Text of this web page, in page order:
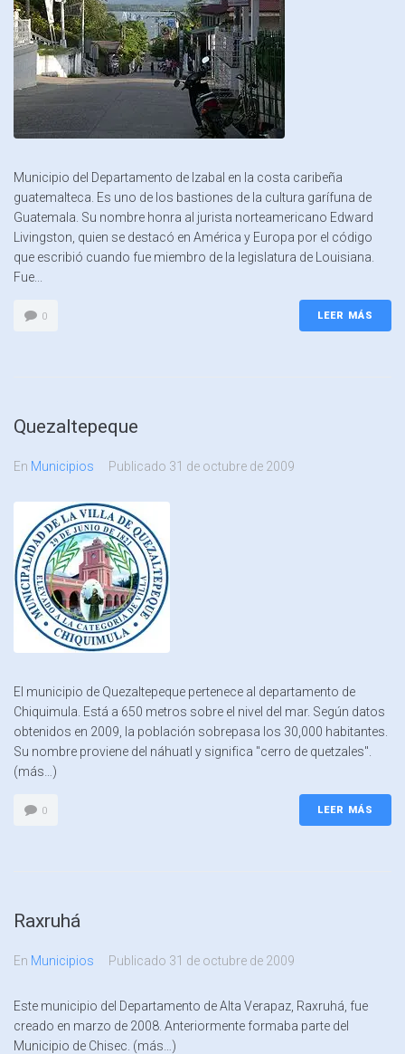
Municipio del Departamento de Izabal en la costa caribeña
guatemalteca. Es uno de los bastiones de la cultura garífuna de
Guatemala. Su nombre honra al jurista norteamericano Edward
Livingston, quien se destacó en América y Europa por el código
que escribió cuando fue miembro de la legislatura de Louisiana.
Fue...
0 LEER MÁS
Quezaltepeque
En Municipios Publicado 31 de octubre de 2009
El municipio de Quezaltepeque pertenece al departamento de
Chiquimula. Está a 650 metros sobre el nivel del mar. Según datos
obtenidos en 2009, la población sobrepasa los 30,000 habitantes.
Su nombre proviene del náhuatl y significa "cerro de quetzales".
(más…)
0 LEER MÁS
Raxruhá
En Municipios Publicado 31 de octubre de 2009
Este municipio del Departamento de Alta Verapaz, Raxruhá, fue
creado en marzo de 2008. Anteriormente formaba parte del
Municipio de Chisec. (más…)